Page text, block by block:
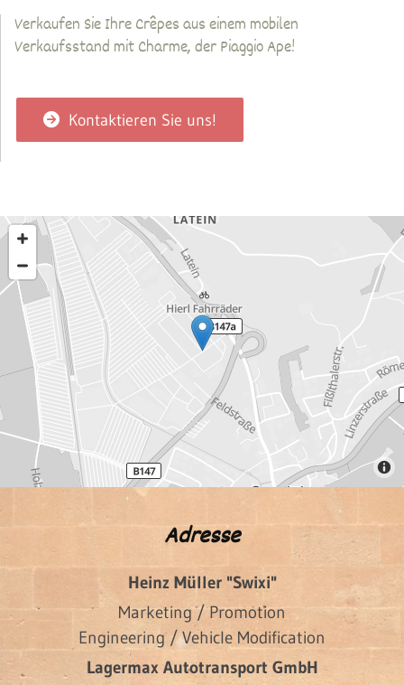
Verkaufen Sie Ihre Crêpes aus einem mobilen
Verkaufsstand mit Charme, der Piaggio Ape!
Kontaktieren Sie uns!
Adresse
Heinz Müller "Swixi"
Marketing / Promotion
Engineering / Vehicle Modification
Lagermax Autotransport GmbH